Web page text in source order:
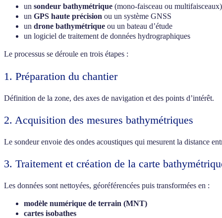
un sondeur bathymétrique (mono-faisceau ou multifaisceaux)
un GPS haute précision ou un système GNSS
un drone bathymétrique ou un bateau d’étude
un logiciel de traitement de données hydrographiques
Le processus se déroule en trois étapes :
1. Préparation du chantier
Définition de la zone, des axes de navigation et des points d’intérêt.
2. Acquisition des mesures bathymétriques
Le sondeur envoie des ondes acoustiques qui mesurent la distance
3. Traitement et création de la carte
Les données sont nettoyées, géoréférencées puis transformées en :
modèle numérique de terrain (MNT)
cartes isobathes